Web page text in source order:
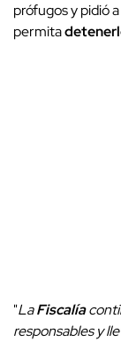
prófugos y pidió a
permita
"LaFiscalía
responsables y